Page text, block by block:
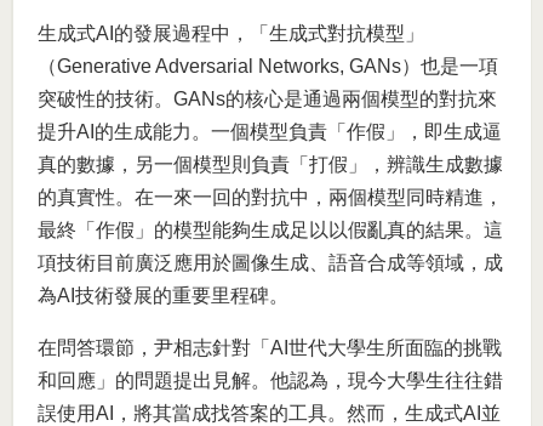
生成式AI的發展過程中，「生成式對抗模型」
（Generative Adversarial Networks, GANs）也是一項
突破性的技術。GANs的核心是通過兩個模型的對抗來
提升AI的生成能力。一個模型負責「作假」，即生成逼
真的數據，另一個模型則負責「打假」，辨識生成數據
的真實性。在一來一回的對抗中，兩個模型同時精進，
最終「作假」的模型能夠生成足以以假亂真的結果。這
項技術目前廣泛應用於圖像生成、語音合成等領域，成
為AI技術發展的重要里程碑。
在問答環節，尹相志針對「AI世代大學生所面臨的挑戰
和回應」的問題提出見解。他認為，現今大學生往往錯
誤使用AI，將其當成找答案的工具。然而，生成式AI並